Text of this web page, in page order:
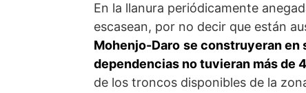
En la llanura periódicamente
escasean, por no decir que están
Mohenjo-Daro se construyeran en
dependencias no tuvieran más de
de los troncos disponibles de la